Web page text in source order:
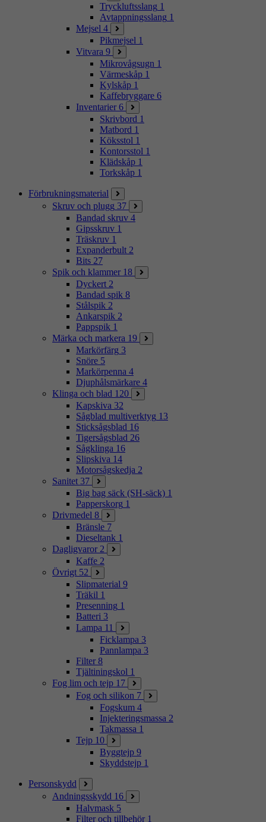
Tryckluftsslang 1
Avtappningsslang 1
Mejsel 4
Pikmejsel 1
Vitvara 9
Mikrovågsugn 1
Värmeskåp 1
Kylskåp 1
Kaffebryggare 6
Inventarier 6
Skrivbord 1
Matbord 1
Köksstol 1
Kontorsstol 1
Klädskåp 1
Torkskåp 1
Förbrukningsmaterial
Skruv och plugg 37
Bandad skruv 4
Gipsskruv 1
Träskruv 1
Expanderbult 2
Bits 27
Spik och klammer 18
Dyckert 2
Bandad spik 8
Stålspik 2
Ankarspik 2
Pappspik 1
Märka och markera 19
Markörfärg 3
Snöre 5
Markörpenna 4
Djuphålsmärkare 4
Klinga och blad 120
Kapskiva 32
Sågblad multiverktyg 13
Sticksågsblad 16
Tigersågsblad 26
Sågklinga 16
Slipskiva 14
Motorsågskedja 2
Sanitet 37
Big bag säck (SH-säck) 1
Papperskorg 1
Drivmedel 8
Bränsle 7
Dieseltank 1
Dagligvaror 2
Kaffe 2
Övrigt 52
Slipmaterial 9
Träkil 1
Presenning 1
Batteri 3
Lampa 11
Ficklampa 3
Pannlampa 3
Filter 8
Tjältiningskol 1
Fog lim och tejp 17
Fog och silikon 7
Fogskum 4
Injekteringsmassa 2
Takmassa 1
Tejp 10
Byggtejp 9
Skyddstejp 1
Personskydd
Andningsskydd 16
Halvmask 5
Filter och tillbehör 1